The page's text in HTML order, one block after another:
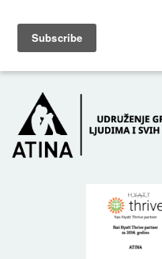
POČETNA O NAMA